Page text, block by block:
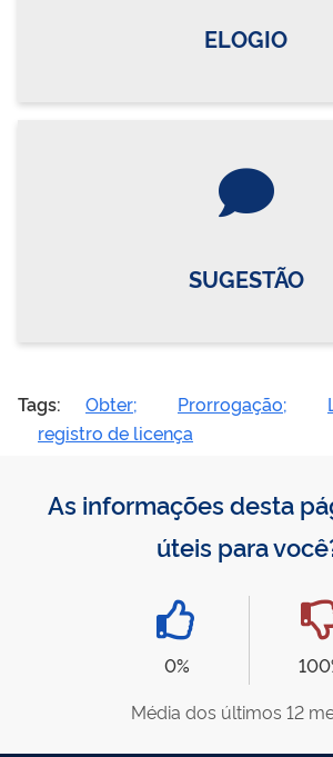
ELOGIO
SUGESTÃO
Tags: Obter; Prorrogação;
registro de licença
As informações desta
úteis para
0%
Média dos últimos 12